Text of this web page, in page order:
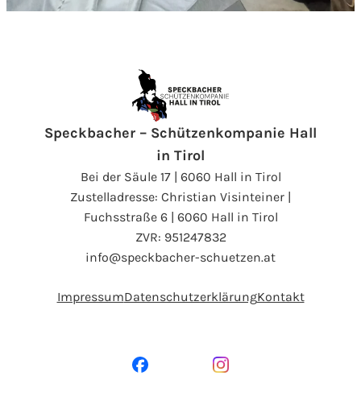
Speckbacher – Schützenkompanie Hall
in Tirol
Bei der Säule 17 | 6060 Hall in Tirol
Zustelladresse: Christian Visinteiner |
Fuchsstraße 6 | 6060 Hall in Tirol
ZVR: 951247832
info@speckbacher-schuetzen.at
ImpressumDatenschutzerklärungKontakt